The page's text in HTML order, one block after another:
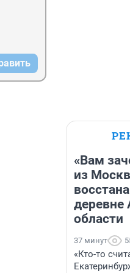
«Вам
из
деревне
области
37 минут
«Кто-то